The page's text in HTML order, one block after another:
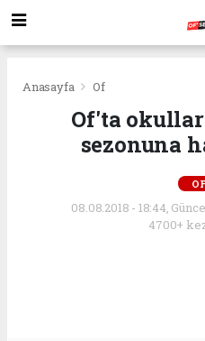
Anasayfa Of
Of'ta
sezonuna
OF
08.08.2018 - 18:44,
4700+